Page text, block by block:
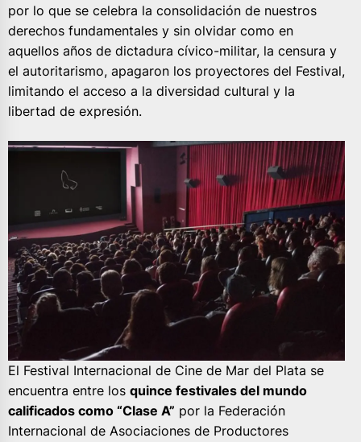
por lo que se celebra la consolidación de nuestros
derechos fundamentales y sin olvidar como en
aquellos años de dictadura cívico-militar, la censura y
el autoritarismo, apagaron los proyectores del Festival,
limitando el acceso a la diversidad cultural y la
libertad de expresión.
El Festival Internacional de Cine de Mar del Plata se
encuentra entre los quince festivales del mundo
calificados como “Clase A” por la Federación
Internacional de Asociaciones de Productores